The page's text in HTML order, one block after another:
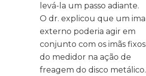
levá-la um passo adiante.
O dr. explicou que um ima
externo poderia agir em
conjunto com os imãs fixos
do medidor na ação de
freagem do disco metálico.